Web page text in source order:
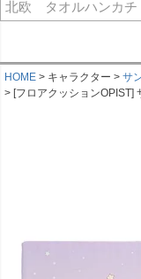
HOME キャラクター サ
[フロアクッションOPIST]